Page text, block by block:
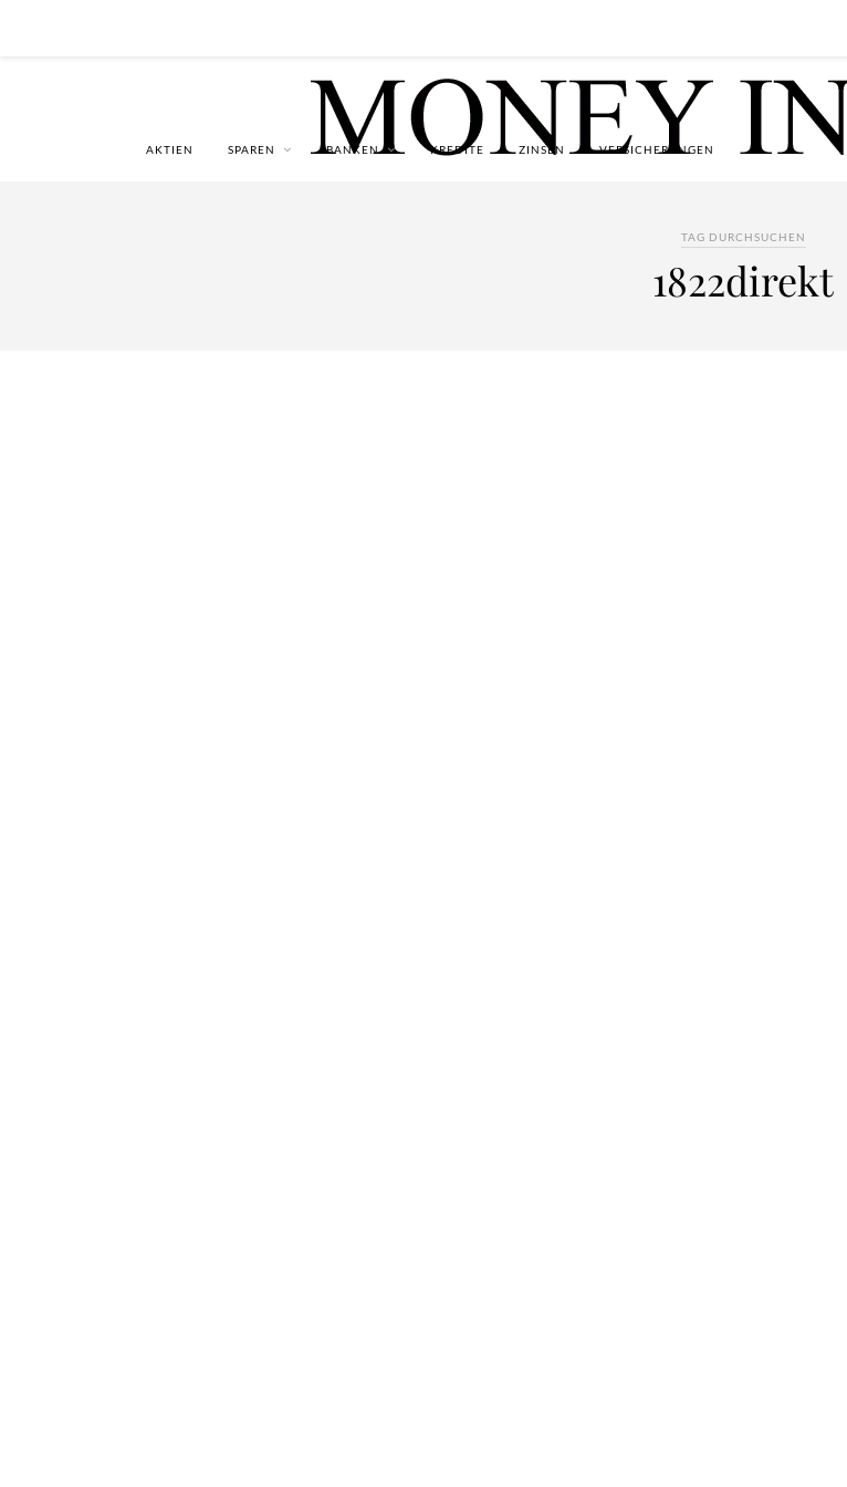
AKTIEN SPAREN BANKEN KREDITE ZINSEN VERSICHERUNGEN
TAG DURCHSUCHEN
1822direkt